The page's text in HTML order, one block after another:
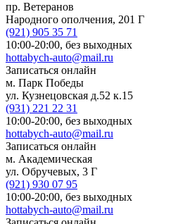
пр. Ветеранов
Народного ополчения, 201 Г
(921) 905 35 71
10:00-20:00, без выходных
hottabych-auto@mail.ru
Записаться онлайн
м. Парк Победы
ул. Кузнецовская д.52 к.15
(931) 221 22 31
10:00-20:00, без выходных
hottabych-auto@mail.ru
Записаться онлайн
м. Академическая
ул. Обручевых, 3 Г
(921) 930 07 95
10:00-20:00, без выходных
hottabych-auto@mail.ru